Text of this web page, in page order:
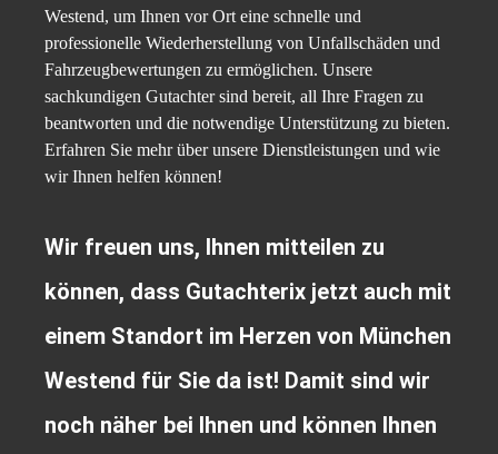
Westend, um Ihnen vor Ort eine schnelle und
professionelle Wiederherstellung von Unfallschäden und
Fahrzeugbewertungen zu ermöglichen. Unsere
sachkundigen Gutachter sind bereit, all Ihre Fragen zu
beantworten und die notwendige Unterstützung zu bieten.
Erfahren Sie mehr über unsere Dienstleistungen und wie
wir Ihnen helfen können!
Wir freuen uns, Ihnen mitteilen zu
können, dass Gutachterix jetzt auch mit
einem Standort im Herzen von München
Westend für Sie da ist! Damit sind wir
noch näher bei Ihnen und können Ihnen